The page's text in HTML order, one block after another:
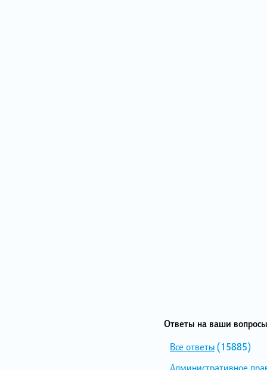
Ответы на ваши
Все ответы(15885)